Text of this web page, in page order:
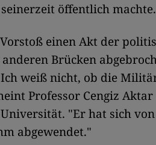
öffentlich machte.
einen Akt der
Brücken
weiß nicht, ob die
Professor Cengiz
"Er hat sich
abgewendet."